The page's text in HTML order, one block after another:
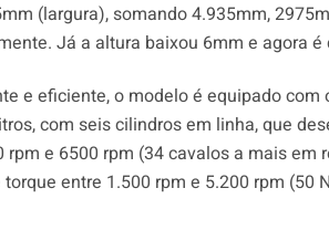
(largura), somando 4.935mm,
Já a altura baixou 6mm e agora é
e eficiente, o modelo é equipado com
com seis cilindros em linha, que
rpm e 6500 rpm (34 cavalos a mais em
entre 1.500 rpm e 5.200 rpm (50